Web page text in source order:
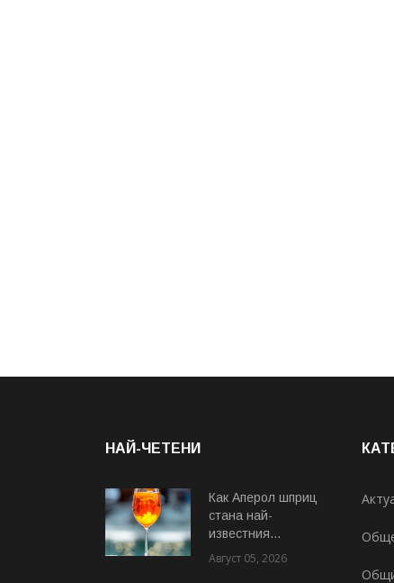
НАЙ-ЧЕТЕНИ
Как Аперол шприц
стана най-
известния...
Август 05, 2026